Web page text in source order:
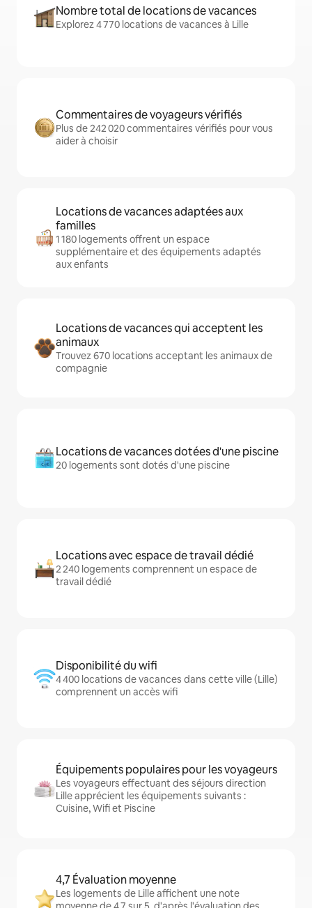
Nombre total de locations de vacances
Explorez 4 770 locations de vacances à Lille
Commentaires de voyageurs vérifiés
Plus de 242 020 commentaires vérifiés pour vous
aider à choisir
Locations de vacances adaptées aux
familles
1 180 logements offrent un espace
supplémentaire et des équipements adaptés
aux enfants
Locations de vacances qui acceptent les
animaux
Trouvez 670 locations acceptant les animaux de
compagnie
Locations de vacances dotées d'une piscine
20 logements sont dotés d'une piscine
Locations avec espace de travail dédié
2 240 logements comprennent un espace de
travail dédié
Disponibilité du wifi
4 400 locations de vacances dans cette ville (Lille)
comprennent un accès wifi
Équipements populaires pour les voyageurs
Les voyageurs effectuant des séjours direction
Lille apprécient les équipements suivants :
Cuisine, Wifi et Piscine
4,7 Évaluation moyenne
Les logements de Lille affichent une note